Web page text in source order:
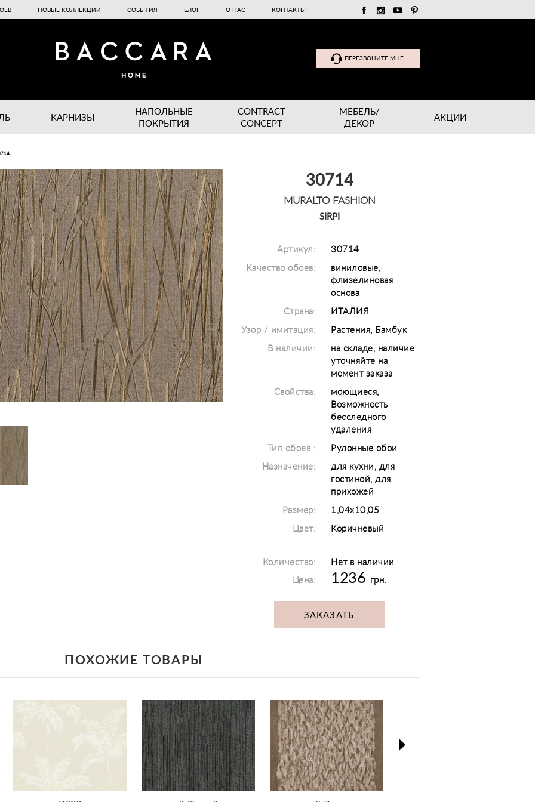
НОВЫЕ КОЛЛЕКЦИИ СОБЫТИЯ БЛОГ О НАС КОНТАКТЫ
ПЕРЕЗВОНИТЕ МНЕ
КАРНИЗЫ
НАПОЛЬНЫЕ
ПОКРЫТИЯ
CONTRACT
CONCEPT
МЕБЕЛЬ/
ДЕКОР
АКЦИИ
30714
MURALTO FASHION
SIRPI
Артикул: 30714
Качество обоев:
виниловые,
флизелиновая
основа
Страна: ИТАЛИЯ
Узор / имитация: Растения, Бамбук
В наличии:
на складе, наличие
уточняйте на
момент заказа
Свойства:
моющиеся,
Возможность
бесследного
удаления
Тип обоев : Рулонные обои
Назначение:
для кухни, для
гостиной, для
прихожей
Размер: 1,04x10,05
Цвет: Коричневый
Количество:
Нет в наличии
Цена:
1236 грн.
ЗАКАЗАТЬ
ПОХОЖИЕ ТОВАРЫ